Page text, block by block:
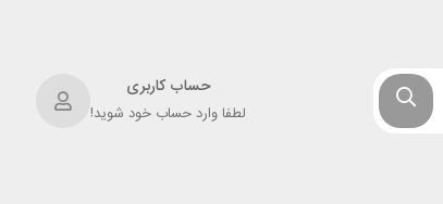
حساب کاربری
لطفا وارد حساب خود شوید!